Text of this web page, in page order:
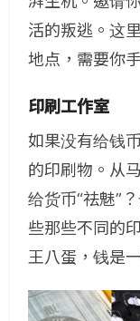
活的叛逃。这
地点，需要你
印刷工作室
如果没有给钱
的印刷物。从
给货币“祛魅”
些那些不同的
王八蛋，钱是